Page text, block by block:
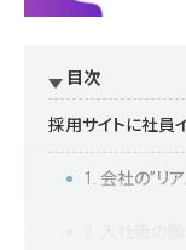
目次
採用サイトに社員
1. 会社の”リ